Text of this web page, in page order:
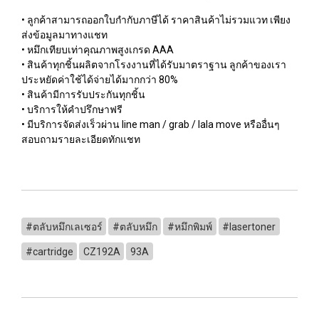
• ลูกค้าสามารถออกใบกำกับภาษีได้ ราคาสินค้าไม่รวมแวท เพียง
ส่งข้อมูลมาทางแชท
• หมึกเทียบเท่าคุณภาพสูงเกรด AAA
• สินค้าทุกชิ้นผลิตจากโรงงานที่ได้รับมาตราฐาน ลูกค้าของเรา
ประหยัดค่าใช้ได้จ่ายได้มากกว่า 80%
• สินค้ามีการรับประกันทุกชิ้น
• บริการให้คำปรึกษาฟรี
• มีบริการจัดส่งเร็วผ่าน line man / grab / lala move หรืออื่นๆ
สอบถามรายละเอียดทักแชท
#ตลับหมึกเลเซอร์ #ตลับหมึก #หมึกพิมพ์ #lasertoner
#cartridge CZ192A 93A